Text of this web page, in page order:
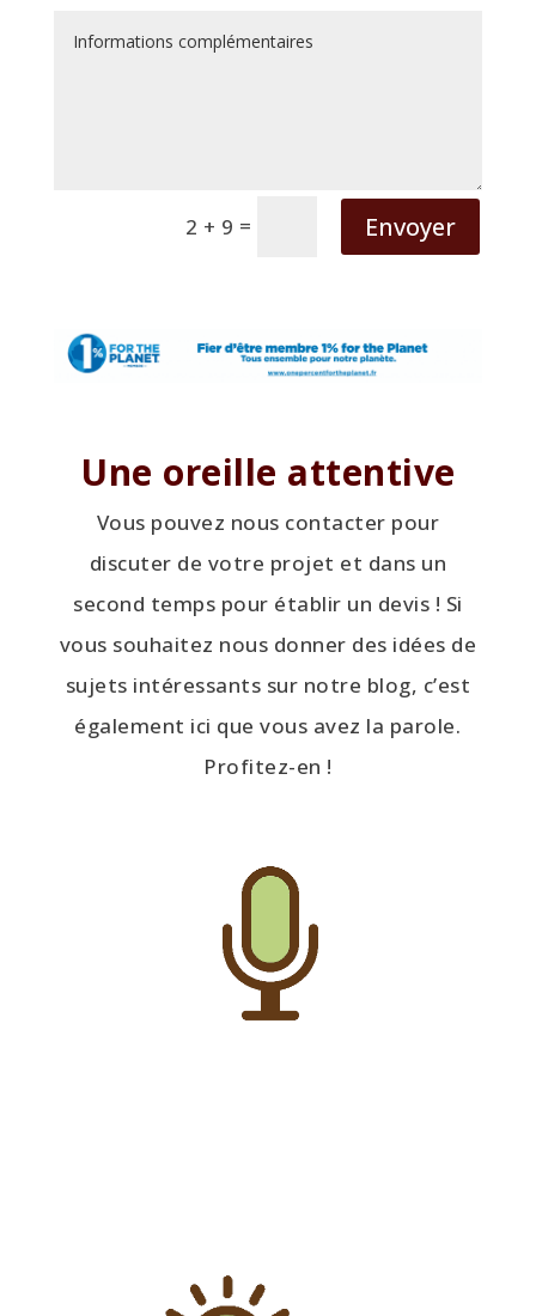
2 + 9 = Envoyer
Une oreille attentive
Vous pouvez nous contacter pour
discuter de votre projet et dans un
second temps pour établir un devis ! Si
vous souhaitez nous donner des idées de
sujets intéressants sur notre blog, c’est
également ici que vous avez la parole.
Profitez-en !